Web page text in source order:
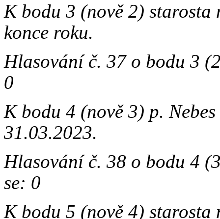
K bodu 3 (nově 2)
konce roku.
Hlasování č. 37 o bodu
0
K bodu 4 (nově 3) p.
31.03.2023.
Hlasování č. 38 o bodu
se: 0
K bodu 5 (nově 4)